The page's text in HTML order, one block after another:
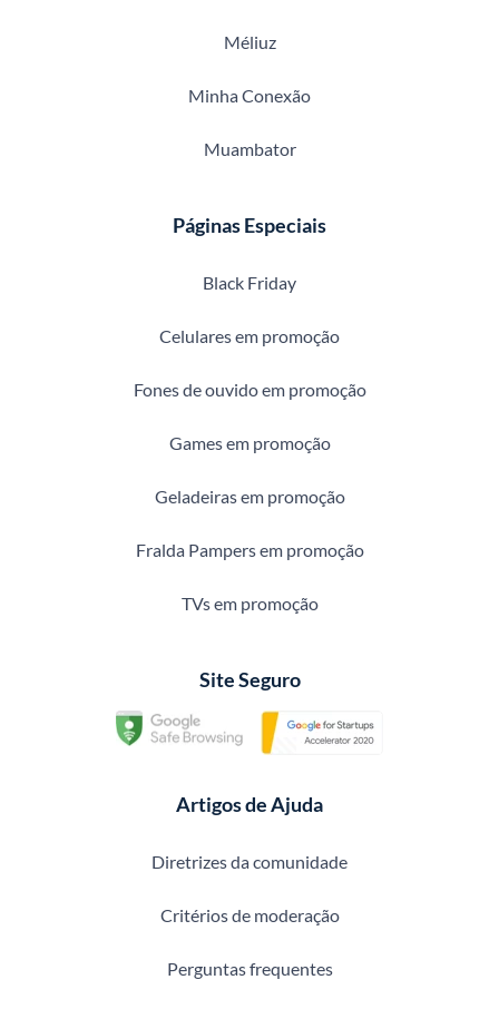
Méliuz
Minha Conexão
Muambator
Páginas Especiais
Black Friday
Celulares em promoção
Fones de ouvido em promoção
Games em promoção
Geladeiras em promoção
Fralda Pampers em promoção
TVs em promoção
Site Seguro
Artigos de Ajuda
Diretrizes da comunidade
Critérios de moderação
Perguntas frequentes